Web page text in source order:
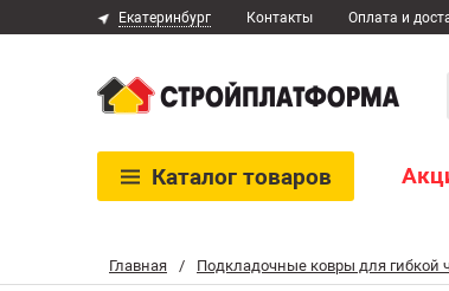
Главная / Подкладочные ковры для гибкой
Екатеринбург Контакты Оплата и
Каталог товаров